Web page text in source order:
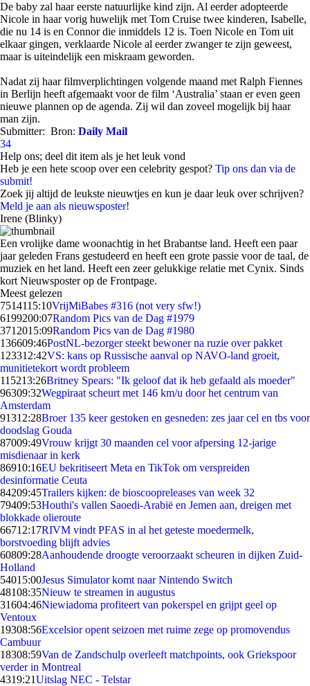
De baby zal haar eerste natuurlijke kind zijn. Al eerder adopteerde
Nicole in haar vorig huwelijk met Tom Cruise twee kinderen, Isabelle,
die nu 14 is en Connor die inmiddels 12 is. Toen Nicole en Tom uit
elkaar gingen, verklaarde Nicole al eerder zwanger te zijn geweest,
maar is uiteindelijk een miskraam geworden.
Nadat zij haar filmverplichtingen volgende maand met Ralph Fiennes
in Berlijn heeft afgemaakt voor de film ‘Australia’ staan er even geen
nieuwe plannen op de agenda. Zij wil dan zoveel mogelijk bij haar
man zijn.
Submitter: Bron: Daily Mail
34
Help ons; deel dit item als je het leuk vond
Heb je een hete scoop over een celebrity gespot? Tip ons dan via de
submit!
Zoek jij altijd de leukste nieuwtjes en kun je daar leuk over schrijven?
Meld je aan als nieuwsposter!
Irene (Blinky)
Een vrolijke dame woonachtig in het Brabantse land. Heeft een paar
jaar geleden Frans gestudeerd en heeft een grote passie voor de taal, de
muziek en het land. Heeft een zeer gelukkige relatie met Cynix. Sinds
kort Nieuwsposter op de Frontpage.
Meest gelezen
7514115:10VrijMiBabes #316 (not very sfw!)
6199200:07Random Pics van de Dag #1979
3712015:09Random Pics van de Dag #1980
136609:46PostNL-bezorger steekt bewoner na ruzie over pakket
123312:42VS: kans op Russische aanval op NAVO-land groeit,
munitietekort wordt probleem
115213:26Britney Spears: "Ik geloof dat ik heb gefaald als moeder"
96309:32Wegpiraat scheurt met 146 km/u door het centrum van
Amsterdam
91312:28Broer 135 keer gestoken en gesneden: zes jaar cel en tbs voor
doodslag Gouda
87009:49Vrouw krijgt 30 maanden cel voor afpersing 12-jarige
misdienaar in kerk
86910:16EU bekritiseert Meta en TikTok om verspreiden
desinformatie Ceuta
84209:45Trailers kijken: de bioscoopreleases van week 32
79409:53Houthi's vallen Saoedi-Arabië en Jemen aan, dreigen met
blokkade olieroute
66712:17RIVM vindt PFAS in al het geteste moedermelk,
borstvoeding blijft advies
60809:28Aanhoudende droogte veroorzaakt scheuren in dijken Zuid-
Holland
54015:00Jesus Simulator komt naar Nintendo Switch
48108:35Nieuw te streamen in augustus
31604:46Niewiadoma profiteert van pokerspel en grijpt geel op
Ventoux
19308:56Excelsior opent seizoen met ruime zege op promovendus
Cambuur
18308:59Van de Zandschulp overleeft matchpoints, ook Griekspoor
verder in Montreal
4319:21Uitslag NEC - Telstar